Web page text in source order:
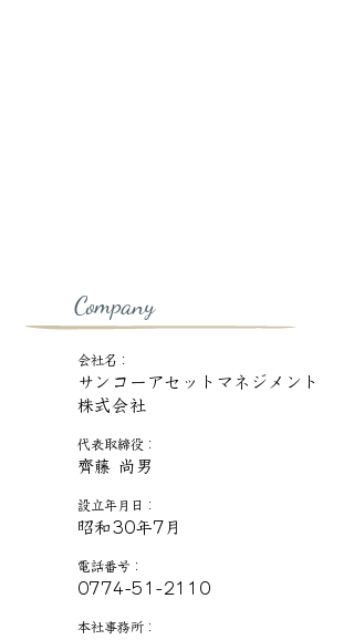
会社名：
サンコーアセットマネジメント
株式会社
代表取締役：
齊藤 尚男
設立年月日：
昭和30年7月
電話番号：
0774-51-2110
本社事務所：
Company